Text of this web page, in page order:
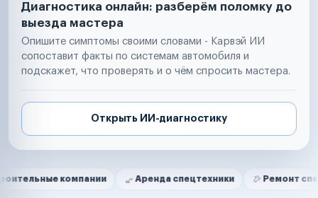
Диагностика онлайн: разберём поломку до
выезда мастера
Опишите симптомы своими словами - Карвэй ИИ
сопоставит факты по системам автомобиля и
подскажет, что проверять и о чём спросить мастера.
Открыть ИИ-диагностику
Нам доверяютАренда спецтехники Ремонт спецтехники
Маркетплейсы